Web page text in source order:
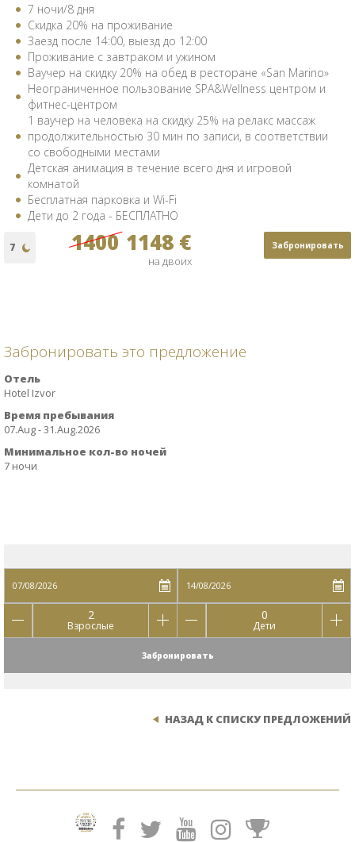
7 ночи/8 дня
Скидка 20% на проживание
Заезд после 14:00, выезд до 12:00
Проживание с завтраком и ужином
Bаучер на скидку 20% на обед в ресторане «San Marino»
Неограниченное пользование SPA&Wellness центром и
фитнес-центром
1 ваучер на человека на скидку 25% на релакс массаж
продолжительностью 30 мин по записи, в соответствии
со свободными местами
Детская анимация в течение всего дня и игровой
комнатой
Бесплатная парковка и Wi-Fi
Дети до 2 года - БЕСПЛАТНО
1400 1148 €
на двоих
Забронировать
Забронировать это предложение
Отель
Hotel Izvor
Время пребывания
07.Aug - 31.Aug.2026
Минимальное кол-во ночей
7 ночи
2
Взрослые
0
Дети
Забронировать
НАЗАД К СПИСКУ ПРЕДЛОЖЕНИЙ